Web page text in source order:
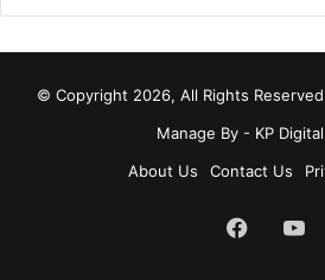
© Copyright 2026, All Rights
Manage By - KP
About Us
Contact Us